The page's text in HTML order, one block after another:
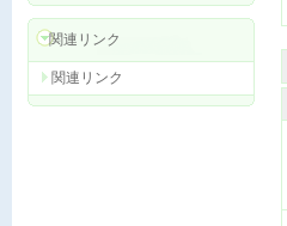
関連リンク
関連リンク